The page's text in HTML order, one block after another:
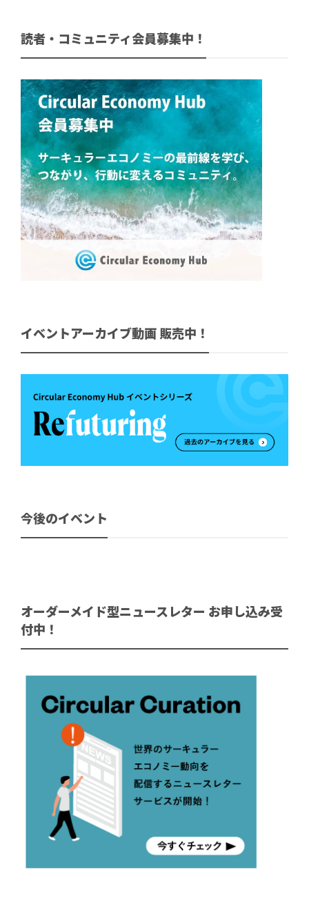
読者・コミュニティ会員募集中！
イベントアーカイブ動画 販売中！
今後のイベント
オーダーメイド型ニュースレター お申し込み受
付中！